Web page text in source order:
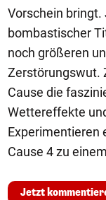
Vorschein bringt.
bombastischer
noch größeren
Zerstörungswut.
Cause die
Wettereffekte
Experimentieren
Cause 4 zu
Jetzt